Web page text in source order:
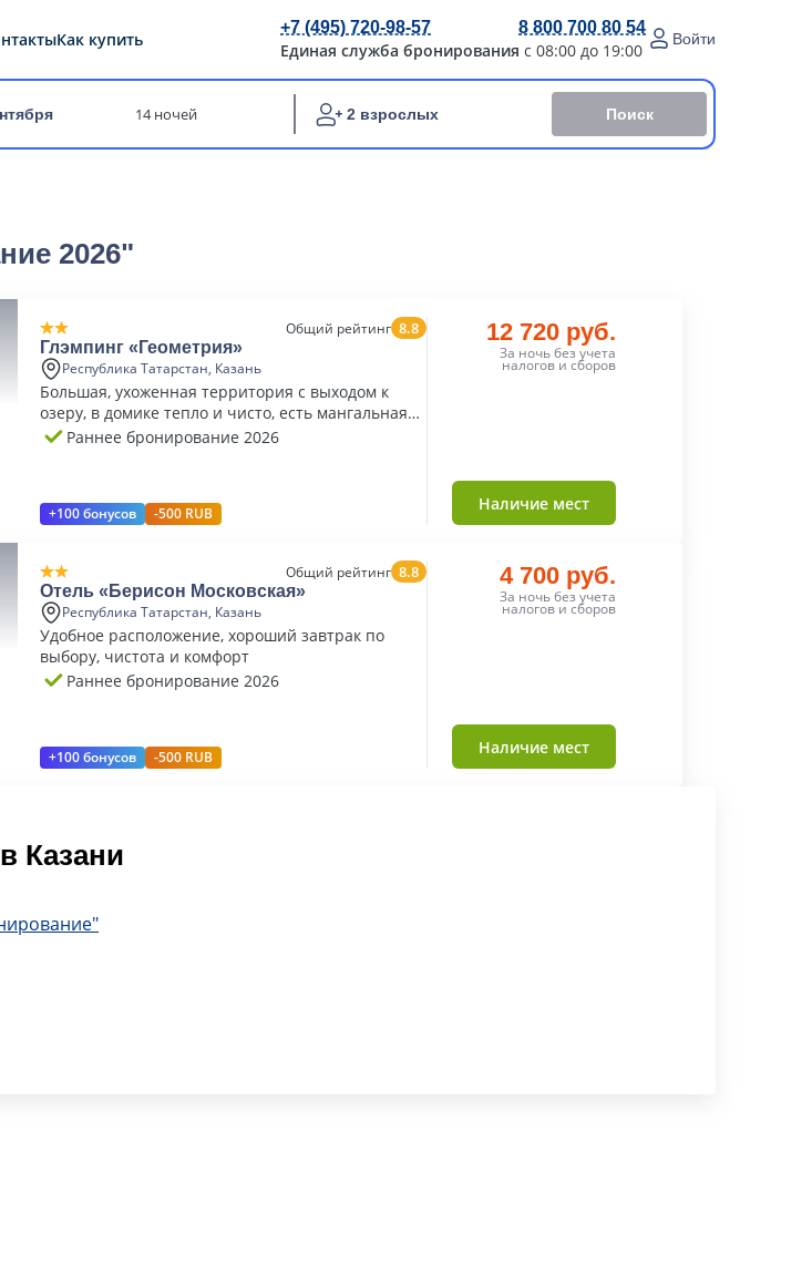
Как купить
+7 (495) 720-98-57 8 800 700 80 54
Единая служба бронирования с 08:00 до 19:00
Войти
14 ночей 2 взрослых Поиск
2026"
Общий рейтинг 8.8
Глэмпинг «Геометрия»
Республика Татарстан, Казань
Большая, ухоженная территория с выходом к
озеру, в домике тепло и чисто, есть мангальная
зона и баня
Раннее бронирование 2026
+100 бонусов -500 RUB
12 720 руб.
За ночь без учета
налогов и сборов
Наличие мест
Общий рейтинг 8.8
Отель «Берисон Московская»
Республика Татарстан, Казань
Удобное расположение, хороший завтрак по
выбору, чистота и комфорт
Раннее бронирование 2026
+100 бонусов -500 RUB
4 700 руб.
За ночь без учета
налогов и сборов
Наличие мест
Казани